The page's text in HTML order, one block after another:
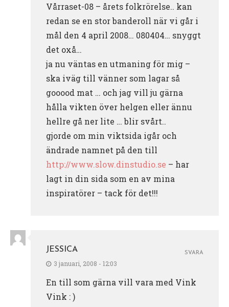
Vårraset-08 – årets folkrörelse.. kan
redan se en stor banderoll när vi går i
mål den 4 april 2008… 080404… snyggt
det oxå…
ja nu väntas en utmaning för mig –
ska iväg till vänner som lagar så
gooood mat … och jag vill ju gärna
hålla vikten över helgen eller ännu
hellre gå ner lite … blir svårt..
gjorde om min viktsida igår och
ändrade namnet på den till
http://www.slow.dinstudio.se – har
lagt in din sida som en av mina
inspiratörer – tack för det!!!
JESSICA
3 januari, 2008 - 12:03
En till som gärna vill vara med Vink
Vink : )
SVARA